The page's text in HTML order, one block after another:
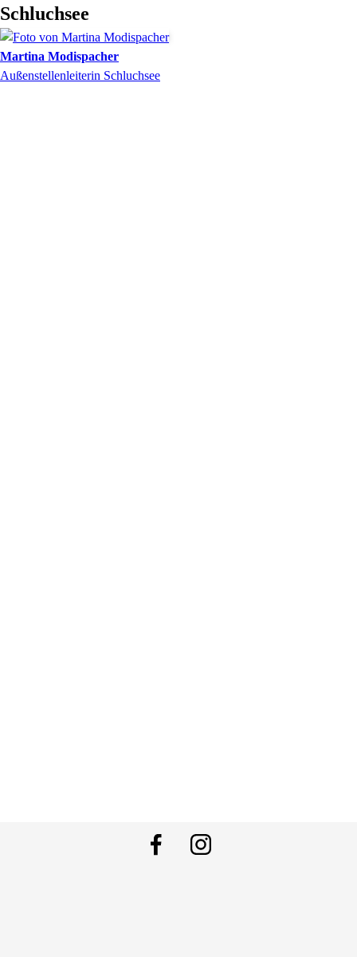
Schluchsee
Martina Modispacher
Außenstellenleiterin Schluchsee